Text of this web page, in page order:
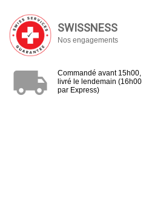
SWISSNESS
Nos engagements
local_shipping
Commandé avant 15h00,
livré le lendemain (16h00
par Express)